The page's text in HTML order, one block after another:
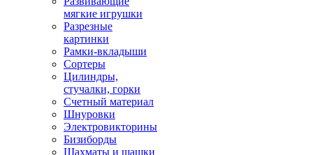
мягкие игрушки
Разрезные
картинки
Рамки-вкладыши
Сортеры
Цилиндры,
стучалки, горки
Счетный материал
Шнуровки
Электровикторины
Бизиборды
Шахматы и шашки